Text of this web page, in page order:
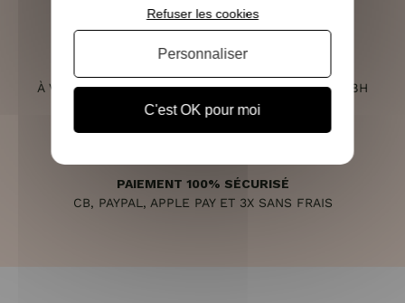
À VOTRE ÉCOUTE DU LUNDI AU SAMEDI DE 10H À 18H
PAIEMENT 100% SÉCURISÉ
CB, PAYPAL, APPLE PAY ET 3X SANS FRAIS
C'est OK pour moi
Refuser les cookies
Personnaliser